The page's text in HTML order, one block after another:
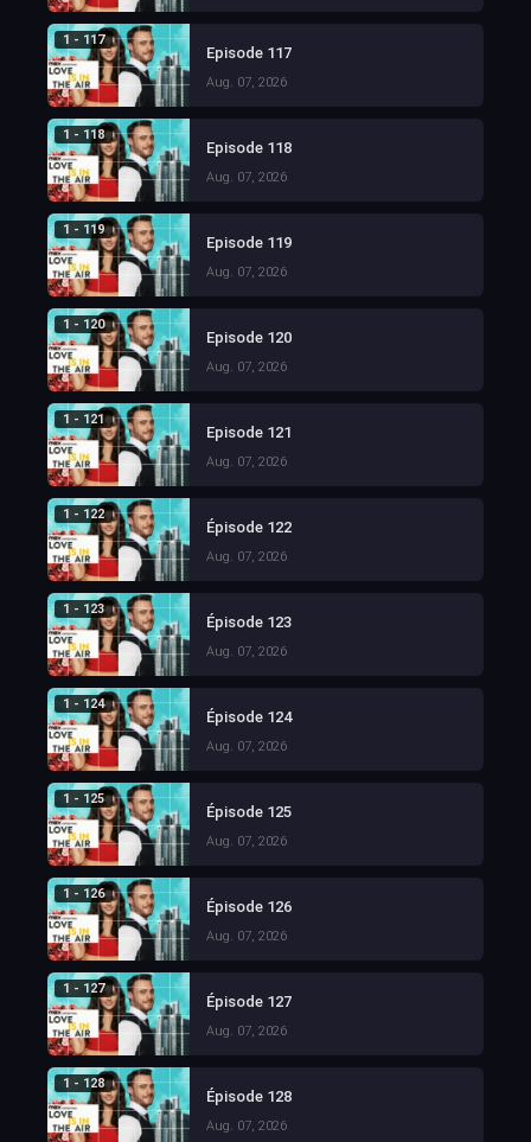
1 - 117
Episode 117
Aug. 07, 2026
1 - 118
Episode 118
Aug. 07, 2026
1 - 119
Episode 119
Aug. 07, 2026
1 - 120
Episode 120
Aug. 07, 2026
1 - 121
Episode 121
Aug. 07, 2026
1 - 122
Épisode 122
Aug. 07, 2026
1 - 123
Épisode 123
Aug. 07, 2026
1 - 124
Épisode 124
Aug. 07, 2026
1 - 125
Épisode 125
Aug. 07, 2026
1 - 126
Épisode 126
Aug. 07, 2026
1 - 127
Épisode 127
Aug. 07, 2026
1 - 128
Épisode 128
Aug. 07, 2026